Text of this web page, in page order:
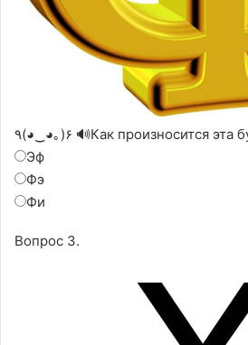
Эф
Фэ
Фи
Вопрос 3.